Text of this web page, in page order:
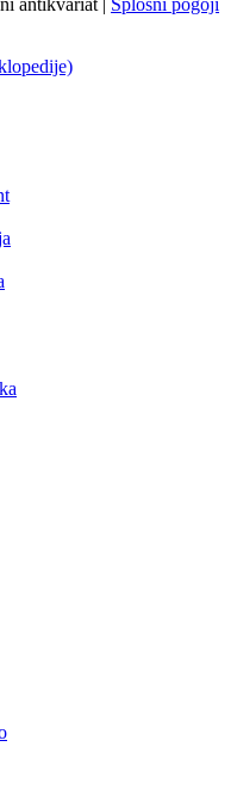
antikvariat | Splošni pogoji